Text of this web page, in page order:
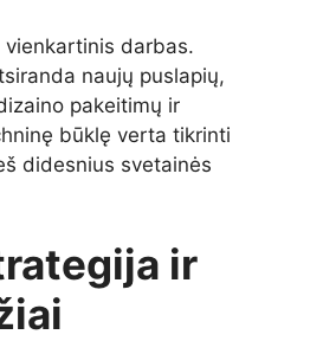
vienkartinis darbas.
naujų puslapių,
pakeitimų ir
būklę verta tikrinti
didesnius svetainės
ir